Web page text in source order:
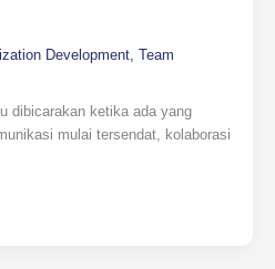
Development, Team
dibicarakan ketika ada yang
mulai tersendat, kolaborasi